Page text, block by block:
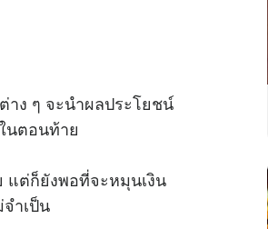
าง ๆ จะนำผลประโยชน์
นตอนท้าย
แต่ก็ยังพอที่จะหมุนเงิน
ำเป็น